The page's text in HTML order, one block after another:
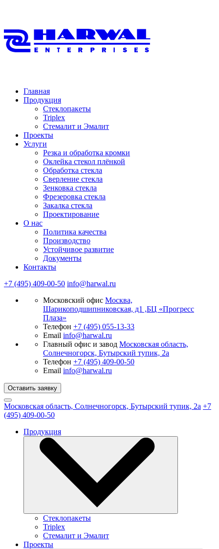
Главная
Продукция
Стеклопакеты
Triplex
Стемалит и Эмалит
Проекты
Услуги
Резка и обработка кромки
Оклейка стекол плёнкой
Обработка стекла
Сверление стекла
Зенковка стекла
Фрезеровка стекла
Закалка стекла
Проектирование
О нас
Политика качества
Производство
Устойчивое развитие
Документы
Контакты
+7 (495) 409-00-50 info@harwal.ru
Московский офис Москва,
Шарикоподшипниковская, д1 ,БЦ «Прогресс
Плаза»
Телефон +7 (495) 055-13-33
Email info@harwal.ru
Главный офис и завод Московская область,
Солнечногорск, Бутырский тупик, 2а
Телефон +7 (495) 409-00-50
Email info@harwal.ru
Оставить заявку
Московская область, Солнечногорск, Бутырский тупик, 2а +7
(495) 409-00-50
Продукция
Стеклопакеты
Triplex
Стемалит и Эмалит
Проекты